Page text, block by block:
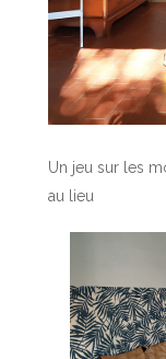
Un jeu sur les
au lieu